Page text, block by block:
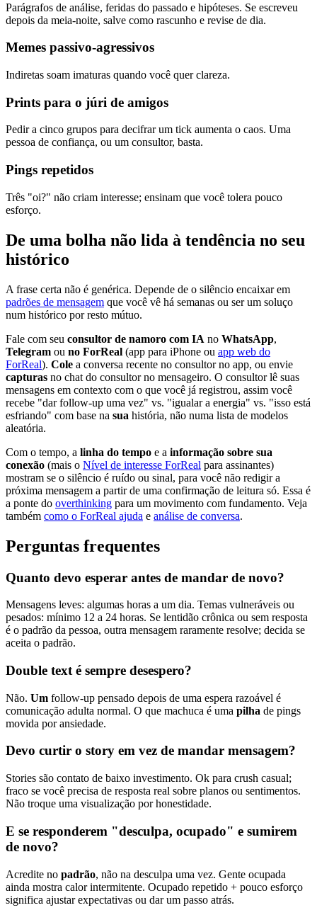
Parágrafos de análise, feridas do passado e hipóteses. Se escreveu
depois da meia-noite, salve como rascunho e revise de dia.
Memes passivo-agressivos
Indiretas soam imaturas quando você quer clareza.
Prints para o júri de amigos
Pedir a cinco grupos para decifrar um tick aumenta o caos. Uma
pessoa de confiança, ou um consultor, basta.
Pings repetidos
Três "oi?" não criam interesse; ensinam que você tolera pouco
esforço.
De uma bolha não lida à tendência no seu
histórico
A frase certa não é genérica. Depende de o silêncio encaixar em
padrões de mensagem que você vê há semanas ou ser um soluço
num histórico por resto mútuo.
Fale com seu consultor de namoro com IA no WhatsApp,
Telegram ou no ForReal (app para iPhone ou app web do
ForReal). Cole a conversa recente no consultor no app, ou envie
capturas no chat do consultor no mensageiro. O consultor lê suas
mensagens em contexto com o que você já registrou, assim você
recebe "dar follow-up uma vez" vs. "igualar a energia" vs. "isso está
esfriando" com base na sua história, não numa lista de modelos
aleatória.
Com o tempo, a linha do tempo e a informação sobre sua
conexão (mais o Nível de interesse ForReal para assinantes)
mostram se o silêncio é ruído ou sinal, para você não redigir a
próxima mensagem a partir de uma confirmação de leitura só. Essa é
a ponte do overthinking para um movimento com fundamento. Veja
também como o ForReal ajuda e análise de conversa.
Perguntas frequentes
Quanto devo esperar antes de mandar de novo?
Mensagens leves: algumas horas a um dia. Temas vulneráveis ou
pesados: mínimo 12 a 24 horas. Se lentidão crônica ou sem resposta
é o padrão da pessoa, outra mensagem raramente resolve; decida se
aceita o padrão.
Double text é sempre desespero?
Não. Um follow-up pensado depois de uma espera razoável é
comunicação adulta normal. O que machuca é uma pilha de pings
movida por ansiedade.
Devo curtir o story em vez de mandar mensagem?
Stories são contato de baixo investimento. Ok para crush casual;
fraco se você precisa de resposta real sobre planos ou sentimentos.
Não troque uma visualização por honestidade.
E se responderem "desculpa, ocupado" e sumirem
de novo?
Acredite no padrão, não na desculpa uma vez. Gente ocupada
ainda mostra calor intermitente. Ocupado repetido + pouco esforço
significa ajustar expectativas ou dar um passo atrás.